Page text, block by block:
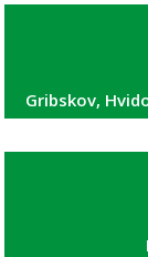
Gribskov,